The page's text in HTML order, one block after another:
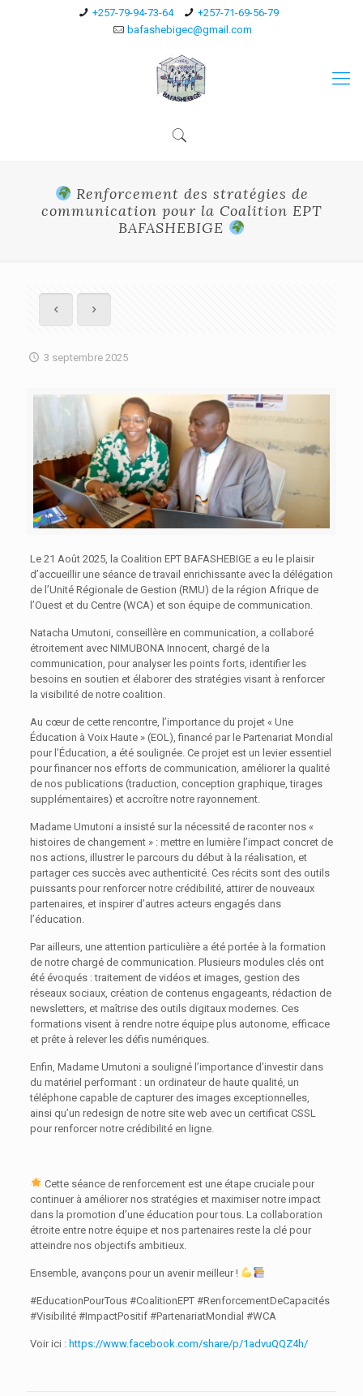
+257-79-94-73-64
+257-71-69-56-79
bafashebigec@gmail.com
Renforcement des stratégies de
communication pour la Coalition EPT
BAFASHEBIGE
3 septembre 2025
Le 21 Août 2025, la Coalition EPT BAFASHEBIGE a eu le plaisir
d’accueillir une séance de travail enrichissante avec la délégation
de l’Unité Régionale de Gestion (RMU) de la région Afrique de
l’Ouest et du Centre (WCA) et son équipe de communication.
Natacha Umutoni, conseillère en communication, a collaboré
étroitement avec NIMUBONA Innocent, chargé de la
communication, pour analyser les points forts, identifier les
besoins en soutien et élaborer des stratégies visant à renforcer
la visibilité de notre coalition.
Au cœur de cette rencontre, l’importance du projet « Une
Éducation à Voix Haute » (EOL), financé par le Partenariat Mondial
pour l’Éducation, a été soulignée. Ce projet est un levier essentiel
pour financer nos efforts de communication, améliorer la qualité
de nos publications (traduction, conception graphique, tirages
supplémentaires) et accroître notre rayonnement.
Madame Umutoni a insisté sur la nécessité de raconter nos «
histoires de changement » : mettre en lumière l’impact concret de
nos actions, illustrer le parcours du début à la réalisation, et
partager ces succès avec authenticité. Ces récits sont des outils
puissants pour renforcer notre crédibilité, attirer de nouveaux
partenaires, et inspirer d’autres acteurs engagés dans
l’éducation.
Par ailleurs, une attention particulière a été portée à la formation
de notre chargé de communication. Plusieurs modules clés ont
été évoqués : traitement de vidéos et images, gestion des
réseaux sociaux, création de contenus engageants, rédaction de
newsletters, et maîtrise des outils digitaux modernes. Ces
formations visent à rendre notre équipe plus autonome, efficace
et prête à relever les défis numériques.
Enfin, Madame Umutoni a souligné l’importance d’investir dans
du matériel performant : un ordinateur de haute qualité, un
téléphone capable de capturer des images exceptionnelles,
ainsi qu’un redesign de notre site web avec un certificat CSSL
pour renforcer notre crédibilité en ligne.
Cette séance de renforcement est une étape cruciale pour
continuer à améliorer nos stratégies et maximiser notre impact
dans la promotion d’une éducation pour tous. La collaboration
étroite entre notre équipe et nos partenaires reste la clé pour
atteindre nos objectifs ambitieux.
Ensemble, avançons pour un avenir meilleur !
#EducationPourTous #CoalitionEPT #RenforcementDeCapacités
#Visibilité #ImpactPositif #PartenariatMondial #WCA
Voir ici : https://www.facebook.com/share/p/1advuQQZ4h/